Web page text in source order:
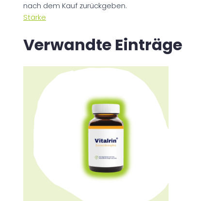
nach dem Kauf zurückgeben.
Stärke
Verwandte Einträge